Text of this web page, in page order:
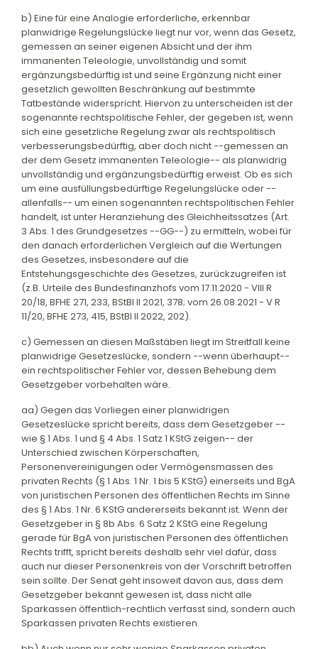
b) Eine für eine Analogie erforderliche, erkennbar
planwidrige Regelungslücke liegt nur vor, wenn das Gesetz,
gemessen an seiner eigenen Absicht und der ihm
immanenten Teleologie, unvollständig und somit
ergänzungsbedürftig ist und seine Ergänzung nicht einer
gesetzlich gewollten Beschränkung auf bestimmte
Tatbestände widerspricht. Hiervon zu unterscheiden ist der
sogenannte rechtspolitische Fehler, der gegeben ist, wenn
sich eine gesetzliche Regelung zwar als rechtspolitisch
verbesserungsbedürftig, aber doch nicht --gemessen an
der dem Gesetz immanenten Teleologie-- als planwidrig
unvollständig und ergänzungsbedürftig erweist. Ob es sich
um eine ausfüllungsbedürftige Regelungslücke oder --
allenfalls-- um einen sogenannten rechtspolitischen Fehler
handelt, ist unter Heranziehung des Gleichheitssatzes (Art.
3 Abs. 1 des Grundgesetzes --GG--) zu ermitteln, wobei für
den danach erforderlichen Vergleich auf die Wertungen
des Gesetzes, insbesondere auf die
Entstehungsgeschichte des Gesetzes, zurückzugreifen ist
(z.B. Urteile des Bundesfinanzhofs vom 17.11.2020 - VIII R
20/18, BFHE 271, 233, BStBl II 2021, 378; vom 26.08.2021 - V R
11/20, BFHE 273, 415, BStBl II 2022, 202).
c) Gemessen an diesen Maßstäben liegt im Streitfall keine
planwidrige Gesetzeslücke, sondern --wenn überhaupt--
ein rechtspolitischer Fehler vor, dessen Behebung dem
Gesetzgeber vorbehalten wäre.
aa) Gegen das Vorliegen einer planwidrigen
Gesetzeslücke spricht bereits, dass dem Gesetzgeber --
wie § 1 Abs. 1 und § 4 Abs. 1 Satz 1 KStG zeigen-- der
Unterschied zwischen Körperschaften,
Personenvereinigungen oder Vermögensmassen des
privaten Rechts (§ 1 Abs. 1 Nr. 1 bis 5 KStG) einerseits und BgA
von juristischen Personen des öffentlichen Rechts im Sinne
des § 1 Abs. 1 Nr. 6 KStG andererseits bekannt ist. Wenn der
Gesetzgeber in § 8b Abs. 6 Satz 2 KStG eine Regelung
gerade für BgA von juristischen Personen des öffentlichen
Rechts trifft, spricht bereits deshalb sehr viel dafür, dass
auch nur dieser Personenkreis von der Vorschrift betroffen
sein sollte. Der Senat geht insoweit davon aus, dass dem
Gesetzgeber bekannt gewesen ist, dass nicht alle
Sparkassen öffentlich-rechtlich verfasst sind, sondern auch
Sparkassen privaten Rechts existieren.